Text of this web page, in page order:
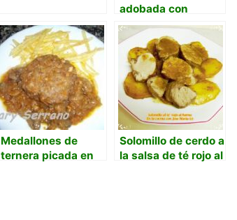
adobada con
salteado de setas y
salsa teriyaki.
Medallones de
ternera picada en
Solomillo de cerdo a
la salsa de té rojo al